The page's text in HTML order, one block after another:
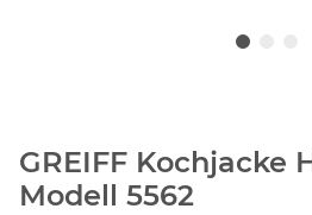
GREIFF Kochjacke
Modell 5562